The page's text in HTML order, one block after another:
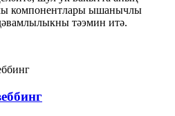
компонентлары ышанычлы
тәэмин итә.